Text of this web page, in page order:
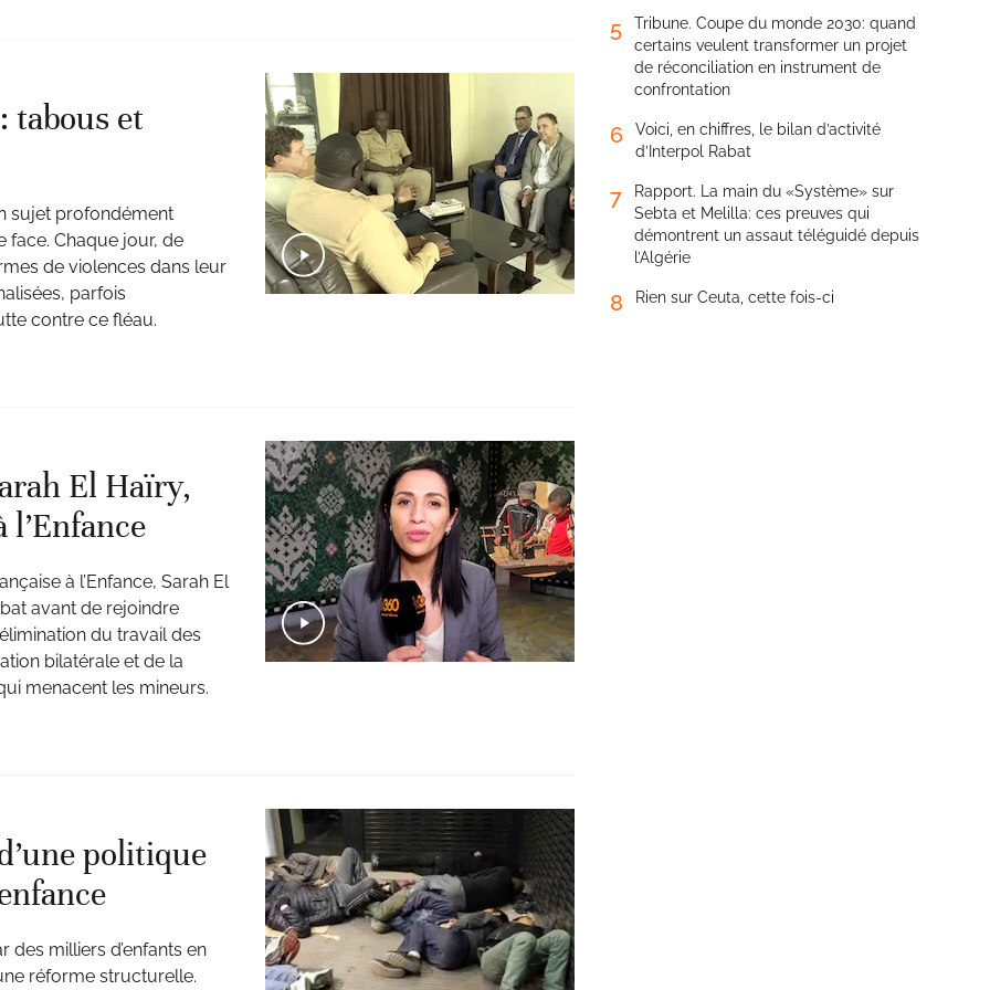
tabous et
sujet profondément
Chaque jour, de
de violences dans leur
parfois
contre ce fléau.
El Haïry,
à l’Enfance, Sarah El
avant de rejoindre
du travail des
bilatérale et de la
menacent les mineurs.
politique
milliers d’enfants en
réforme structurelle.
5
Tribune. Coupe du monde 2030: quand
certains veulent transformer un projet
de réconciliation en instrument de
confrontation
6
Voici, en chiffres, le bilan d’activité
d’Interpol Rabat
7
Rapport. La main du «Système» sur
Sebta et Melilla: ces preuves qui
démontrent un assaut téléguidé depuis
l’Algérie
8 Rien sur Ceuta, cette fois-ci